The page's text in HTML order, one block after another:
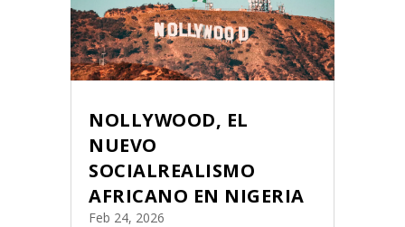
NOLLYWOOD, EL
NUEVO
SOCIALREALISMO
AFRICANO EN NIGERIA
Feb 24, 2026